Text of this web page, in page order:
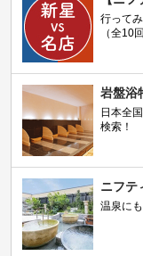
行って
（全10
岩盤浴
日本全
検索！
ニフテ
温泉に